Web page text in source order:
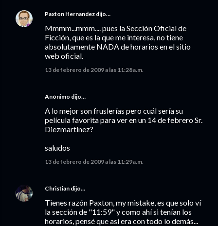
Paxton Hernandez dijo…
Mmmm...mmm.... pues la Sección Oficial de
Ficción, que es la que me interesa, no tiene
absolutamente NADA de horarios en el sitio
web oficial.
13 de febrero de 2009 a las 11:28 a.m.
Anónimo dijo…
A lo mejor son fruslerías pero cuál sería su
película favorita para ver en un 14 de febrero Sr.
Diezmartinez?
saludos
13 de febrero de 2009 a las 11:29 a.m.
Christian dijo…
Tienes razón Paxton, my mistake, es que solo ví
la sección de "11:59" y como ahí si tenían los
horarios, pensé que así era con todo lo demás...